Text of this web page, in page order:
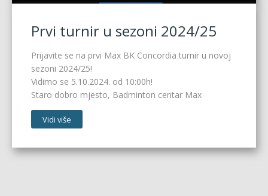
Prvi turnir u sezoni 2024/25
Prijavite se na prvi Max BK Concordia turnir u novoj
sezoni 2024/25!
Vidimo se 5.10.2024. od 10:00h!
Staro dobro mjesto, Badminton centar Max
Vidi više